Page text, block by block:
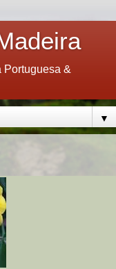
Portuguesa &
▼